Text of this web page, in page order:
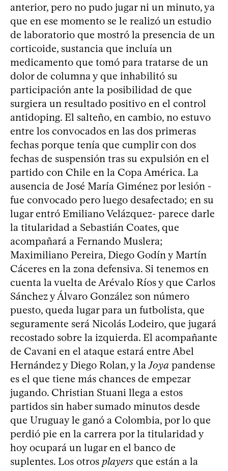
anterior, pero no pudo jugar ni un minuto, ya
que en ese momento se le realizó un estudio
de laboratorio que mostró la presencia de un
corticoide, sustancia que incluía un
medicamento que tomó para tratarse de un
dolor de columna y que inhabilitó su
participación ante la posibilidad de que
surgiera un resultado positivo en el control
antidoping. El salteño, en cambio, no estuvo
entre los convocados en las dos primeras
fechas porque tenía que cumplir con dos
fechas de suspensión tras su expulsión en el
partido con Chile en la Copa América. La
ausencia de José María Giménez por lesión -
fue convocado pero luego desafectado; en su
lugar entró Emiliano Velázquez- parece darle
la titularidad a Sebastián Coates, que
acompañará a Fernando Muslera;
Maximiliano Pereira, Diego Godín y Martín
Cáceres en la zona defensiva. Si tenemos en
cuenta la vuelta de Arévalo Ríos y que Carlos
Sánchez y Álvaro González son número
puesto, queda lugar para un futbolista, que
seguramente será Nicolás Lodeiro, que jugará
recostado sobre la izquierda. El acompañante
de Cavani en el ataque estará entre Abel
Hernández y Diego Rolan, y laJoya pandense
es el que tiene más chances de empezar
jugando. Christian Stuani llega a estos
partidos sin haber sumado minutos desde
que Uruguay le ganó a Colombia, por lo que
perdió pie en la carrera por la titularidad y
hoy ocupará un lugar en el banco de
suplentes. Los otros players que están a la